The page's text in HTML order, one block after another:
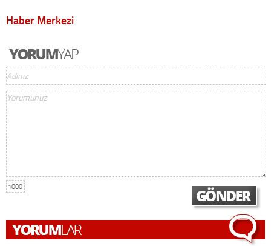
Haber Merkezi
1000